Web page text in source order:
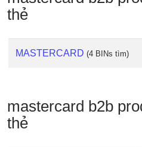
thẻ
MASTERCARD (4 BINs tìm)
mastercard b2b
thẻ